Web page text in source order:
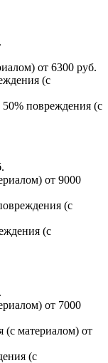
от 6300 руб.
(с
повреждения (с
от 9000
(с
(с
от 7000
(с материалом) от
(с